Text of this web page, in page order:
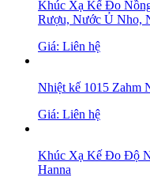
Khúc Xạ Kế Đo
Rượu, Nước Ủ Nho,
Giá: Liên hệ
Nhiệt kế 1015 Zahm
Giá: Liên hệ
Khúc Xạ Kế Đo Độ
Hanna